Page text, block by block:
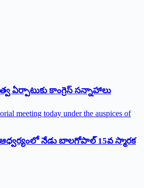
ఏర్పాటుకు కాంగ్రెస్‌ ‌సన్నాహాలు
నేడు బాలగోపాల్‌ 15వ స్మారక